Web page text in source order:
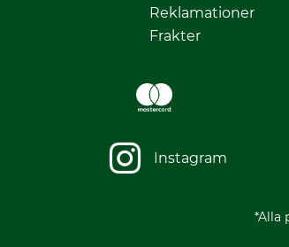
Reklamationer
Frakter
Instagram
*Alla